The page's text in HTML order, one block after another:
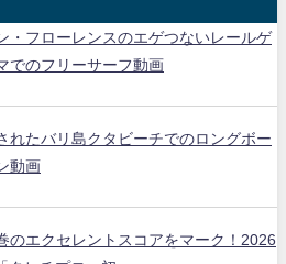
・フローレンスのエゲつないレールゲ
でのフリーサーフ動画
れたバリ島クタビーチでのロングボー
動画
のエクセレントスコアをマーク！2026